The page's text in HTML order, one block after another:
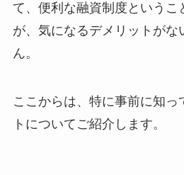
て、便利な融資制度というこ
が、気になるデメリットがな
ん。
ここからは、特に事前に知っ
トについてご紹介します。